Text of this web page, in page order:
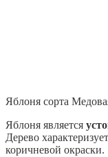
Яблоня сорта
Яблоня является
Дерево
коричневой окраски.